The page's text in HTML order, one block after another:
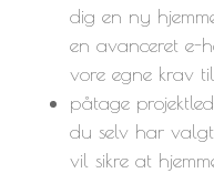
dig en ny
en avanceret e-
vore egne krav
påtage
du selv har
vil sikre at